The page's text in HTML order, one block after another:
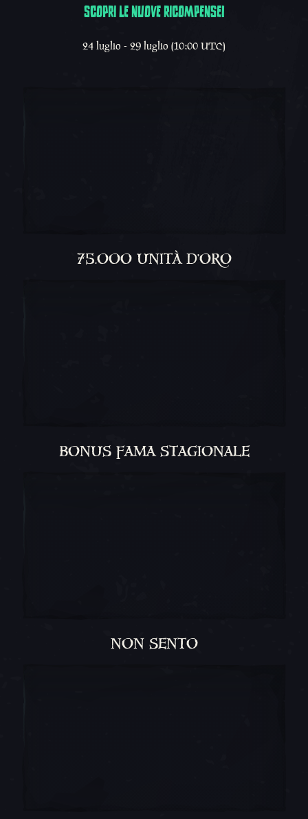
Scopri le nuove
SCOPRI LE NUOVE RICOMPENSE!
24 luglio - 29 luglio (10:00 UTC)
75.000 UNITÀ D'ORO
BONUS FAMA STAGIONALE
NON SENTO